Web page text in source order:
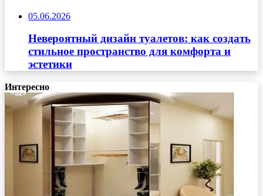
05.06.2026
Невероятный дизайн туалетов: как создать
стильное пространство для комфорта и
эстетики
Интересно